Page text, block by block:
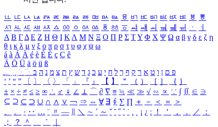
ㅥ ㅦ ㅧ ㅨ ㅩ ㅪ ㅫ ㅬ ㅭ ㅮ ㅯ ㅰ ㅱ ㅲ ㅳ ㅴ ㅵ ㅶ ㅷ ㅸ
ㅹ
ㅺ ㅻ ㅼ ㅽ ㅾ ㅿ ㆀ ㆁ ㆂ ㆃ ㆄ ㆅ ㆆ ㆇ ㆈ ㆉ ㆊ ㆋ ㆌ ㆍ
ㆎ
Α Β ΓΔ Ε Ζ Η Θ Ι ΚΛ Μ Ν Ξ Ο Π Ρ Σ ΤΥ Φ Χ Ψ Ω α β γ δ ε ζ η
θ ι κ λ μ ν ξ ο π ρ σ τ υ φ χ ψ ω
á à Á À é è É È ç Ç ê
Ä Ö Ü ä ö ü ß
ִֶֹ ֻּ ׁׂ פ ם ן ו ט א ר ק ף ך ל ח י ע כ ג ד ש ץ ת צ מ נ ה ב
‘ ’ “ ” 〔 〕 〈 〉 「 」 『 』 【 】 ＂ （ ） ［ ］ ｛ ｝
± × ÷ ≠ ≤ ≥ ∞ ∴ ♂ ♀ ∠ ⊥ ⌒ ∂ ∇ ≡ ≒ ≪ ≫ √ ∽ ∝ ∵ ∫ ∬ ∈ ∋
⊆ ⊇ ⊂ ⊃ ∪ ∩ ∧ ∨ ￢ ⇒ ⇔ ∀ ∃ ∮ ∑ ∏ ＋ － ＜ ＝
＞
、
。 · ‥ … ¨ 〃 ― ＼ ∼ ´ ～ ˇ ˘ ˝ ˚ ˙ ¸ ¡ ¿ ː ！ ＇ ， ． ／
：
；
？ ＾ ｀